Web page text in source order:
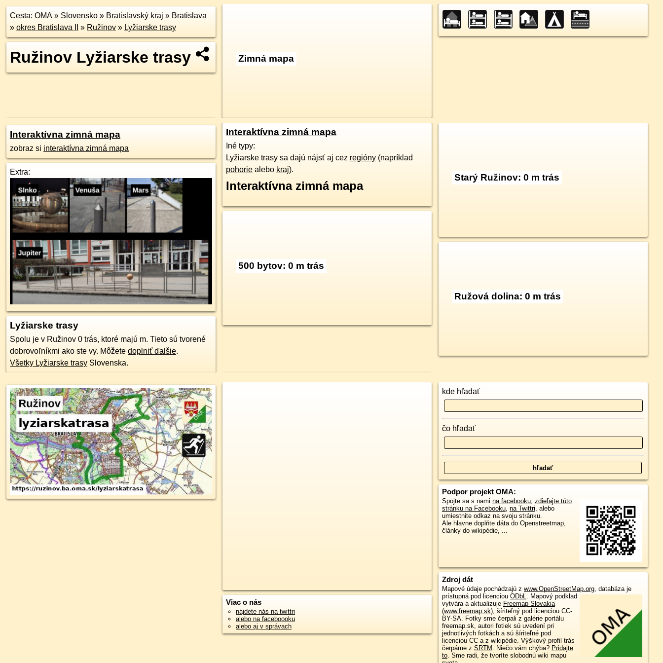
Cesta: OMA » Slovensko » Bratislavský kraj » Bratislava
» okres Bratislava II » Ružinov » Lyžiarske trasy
Ružinov Lyžiarske trasy Zimná mapa
Interaktívna zimná mapa
zobraz si interaktívna zimná mapa
Extra:
Lyžiarske trasy
Spolu je v Ružinov 0 trás, ktoré majú m. Tieto sú tvorené
dobrovoľníkmi ako ste vy. Môžete doplniť ďalšie.
Všetky Lyžiarske trasy Slovenska.
Interaktívna zimná mapa
Iné typy:
Lyžiarske trasy sa dajú nájsť aj cez regióny(napríklad
pohoriealebo kraj).
Interaktívna zimná mapa
500 bytov: 0 m trás
Starý Ružinov: 0 m trás
Ružová dolina: 0 m trás
Viac o nás
nájdete nás na twittri
alebo na faceboooku
alebo aj v správach
kde hľadať
čo hľadať
Podpor projekt OMA:
Spojte sa s nami na facebooku, zdieľajte túto
stránku na Facebooku, na Twittri, alebo
umiestnite odkaz na svoju stránku.
Ale hlavne doplňte dáta do Openstreetmap,
články do wikipédie, ...
Zdroj dát
Mapové údaje pochádzajú z www.OpenStreetMap.org, databáza je
prístupná pod licenciou ODbL. Mapový podklad
vytvára a aktualizuje Freemap Slovakia
(www.freemap.sk), šíriteľný pod licenciou CC-
BY-SA. Fotky sme čerpali z galérie portálu
freemap.sk, autori fotiek sú uvedení pri
jednotlivých fotkách a sú šíriteľné pod
licenciou CC a z wikipédie. Výškový profil trás
čerpáme z SRTM . Niečo vám chýba? Pridajte
to. Sme radi, že tvoríte slobodnú wiki mapu